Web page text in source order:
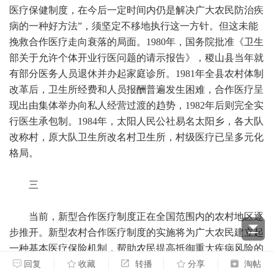
医疗保健制度，在今后一定时间内仍是解决广大农民防治疾
病的一种好方法”，须坚定不移地执行这一方针。但这未能
挽救合作医疗走向衰落的局面。1980年，国务院批准《卫生
部关于允许个体开业行医问题的请示报告》，稷山县当年就
有部分医务人员退休并办起家庭诊所。1981年全县农村体制
改革后，卫生所经费和人员报酬普遍发生困难，合作医疗呈
现出由集体举办向私人经营过渡的趋势，1982年后则完全实
行医生承包制。1984年，太阳人民公社易名太阳乡，各大队
改称村，原大队卫生所改名村卫生所，村级医疗已呈多元化
格局。
三
当前，新型合作医疗制度正在全国范围内的农村地区逐
步推开。新型农村合作医疗制度的实施将为广大农民建立起
一种基本医疗保险机制，帮助农民提高抵御重大疾病风险的
能力，使广大农民群众能及时享有基本的医疗保健服务。但
回复 收藏 转播 分享 淘帖